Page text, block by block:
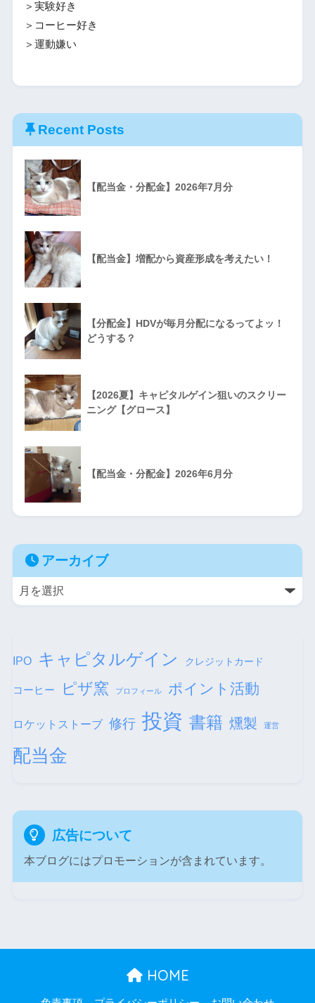
＞実験好き
＞コーヒー好き
＞運動嫌い
Recent Posts
【配当金・分配金】2026年7月分
【配当金】増配から資産形成を考えたい！
【分配金】HDVが毎月分配になるってよッ！
どうする？
【2026夏】キャピタルゲイン狙いのスクリー
ニング【グロース】
【配当金・分配金】2026年6月分
アーカイブ
IPO キャピタルゲイン クレジットカード
コーヒー ピザ窯 プロフィール ポイント活動
ロケットストーブ 修行 投資 書籍 燻製 運営
配当金
広告について
本ブログにはプロモーションが含まれています。
HOME